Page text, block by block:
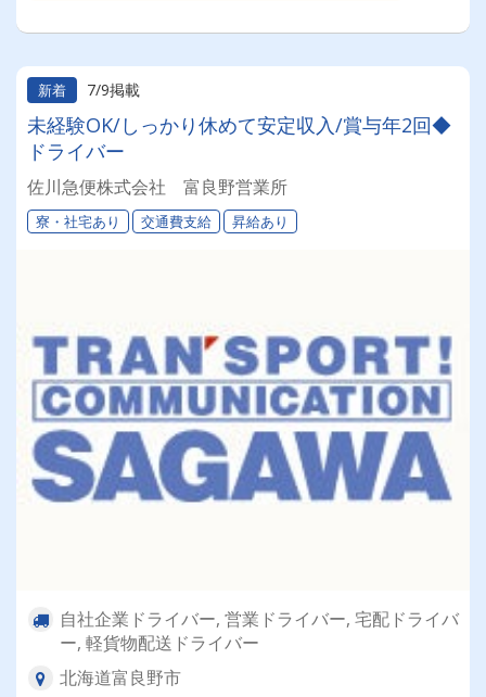
新着 7/9掲載
未経験OK/しっかり休めて安定収入/賞与年2回◆
ドライバー
佐川急便株式会社 富良野営業所
寮・社宅あり 交通費支給 昇給あり
自社企業ドライバー, 営業ドライバー, 宅配ドライバ
ー, 軽貨物配送ドライバー
北海道富良野市